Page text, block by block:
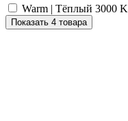
Warm | Тёплый 3000 K
Показать 4 товара